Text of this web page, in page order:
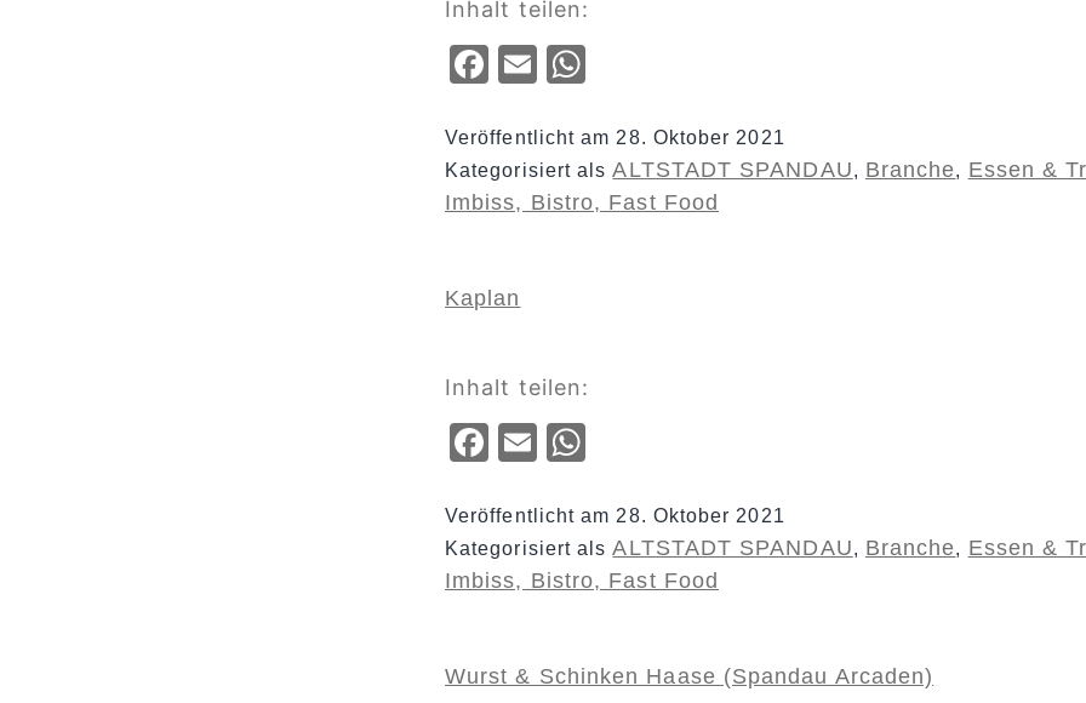
Inhalt teilen:
Facebook
Email
Veröffentlicht am 28. Oktober 2021
Kategorisiert alsALTSTADT SPANDAU, Branche, Essen &
Imbiss, Bistro, Fast Food
Kaplan
Inhalt teilen:
Facebook
Email
Veröffentlicht am28. Oktober 2021
Kategorisiert alsALTSTADT SPANDAU, Branche, Essen &
Imbiss, Bistro, Fast Food
Wurst & Schinken Haase (Spandau Arcaden)